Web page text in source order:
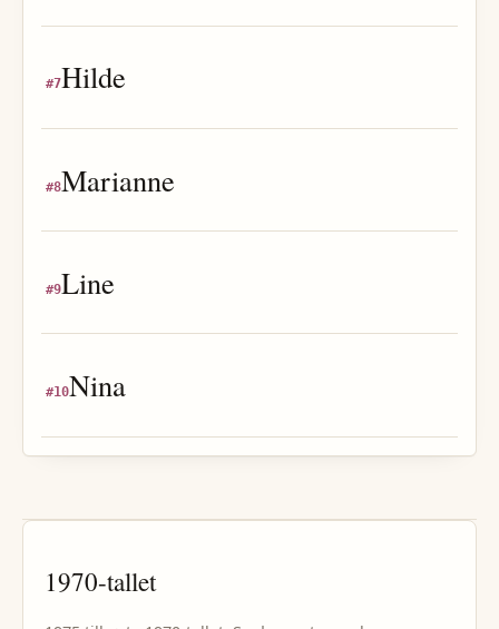
#7Hilde
#8Marianne
#9Line
#10Nina
1970-tallet